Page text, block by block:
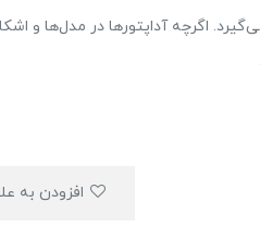
اگرچه آداپتورها در مدل‌ها و